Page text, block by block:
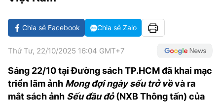
GOLF
CÁC CÚP CHÂU ÂU
BẢNG XẾP HẠNG
VĂN HÓA
GIẢI TRÍ
DIỄN ĐÀN
CÔNG NGHIỆP VĂN HÓA
NHỊP ĐẬP SỨC KHỎE
X-QUANG TIN ĐỒN
VIẾT LẠI ƯỚC MƠ
GIẢI TRÍ
PHIM
ÂM NHẠC
KBIZ
DU LỊCH
TIN TỨC
ĐIỂM ĐẾN
THẾ GIỚI SAO
HIGHTECH
Chia sẻ Facebook Chia sẻ Zalo
Thứ Tư, 22/10/2025 16:04 GMT+7
Sáng 22/10 tại Đường sách TP.HCM đã khai mạc
triển lãm ảnh Mong đợi ngày sếu trở vềvà ra
mắt sách ảnh Sếu đầu đỏ(NXB Thông tấn) của